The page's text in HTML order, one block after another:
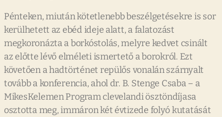
Pénteken, miután kötetlenebb beszélgetésekre is sor
kerülhetett az ebéd ideje alatt, a falatozást
megkoronázta a borkóstolás, melyre kedvet csinált
az előtte lévő elméleti ismertető a borokról. Ezt
követően a hadtörténet repülős vonalán szárnyalt
tovább a konferencia, ahol dr. B. Stenge Csaba – a
MikesKelemen Program clevelandi ösztöndíjasa
osztotta meg, immáron két évtizede folyó kutatását